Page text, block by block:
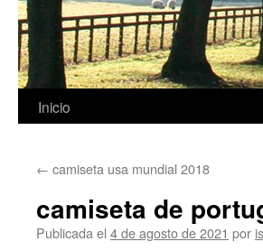
Saltar
contenido
Inicio
← camiseta usa mundial 2018
camiseta de
Publicada el 4 de agosto de 2021 por